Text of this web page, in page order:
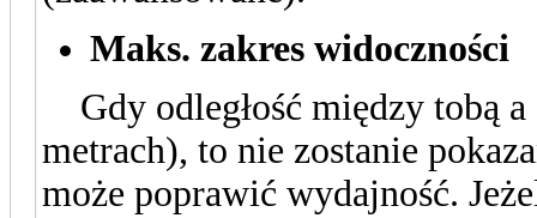
Maks. zakres widoczności
Gdy odległość między tobą
metrach), to nie zostanie
może poprawić wydajność.